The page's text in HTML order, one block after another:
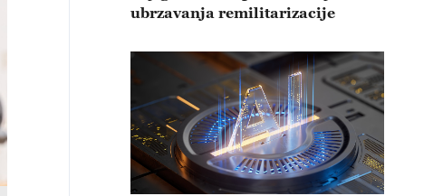
ubrzavanja remilitarizacije